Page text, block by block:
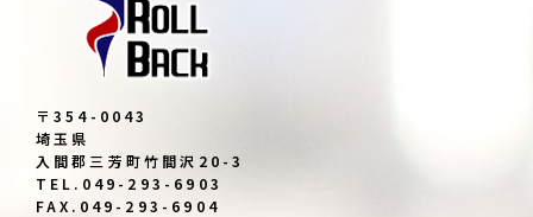
〒354-0043
埼玉県
入間郡三芳町竹間沢20-3
TEL.049-293-6903
FAX.049-293-6904